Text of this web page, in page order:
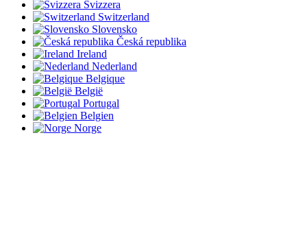
Svizzera
Switzerland
Slovensko
Česká republika
Ireland
Nederland
Belgique
België
Portugal
Belgien
Norge